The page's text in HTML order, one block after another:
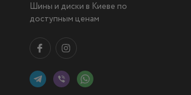
Шины и диски в Киеве по
доступным ценам